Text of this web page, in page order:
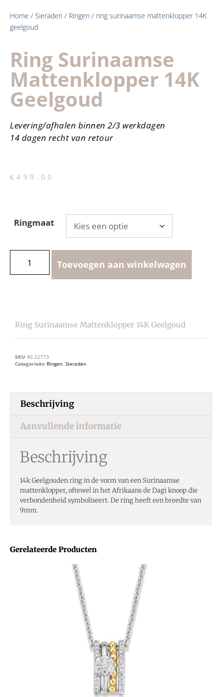
Home / Sieraden / Ringen / ring surinaamse mattenklopper 14K
geelgoud
Ring Surinaamse
Mattenklopper 14K
Geelgoud
Levering/afhalen binnen 2/3 werkdagen
14 dagen recht van retour
€499.00
Ringmaat
Toevoegen aan winkelwagen
Gerelateerde Producten
Ring Surinaamse Mattenklopper 14K Geelgoud
SKU 40.22773
Categorieën Ringen, Sieraden
Beschrijving
Aanvullende informatie
Beschrijving
14k Geelgouden ring in de vorm van een Surinaamse
mattenklopper, oftewel in het Afrikaans de Dagi knoop die
verbondenheid symboliseert. De ring heeft een breedte van
9mm.